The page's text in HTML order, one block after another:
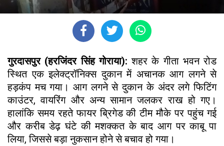
गुरदासपुर (हरजिंदर सिंह गोराया):शहर के गीता भवन रोड
स्थित एक इलेक्ट्रॉनिक्स दुकान में अचानक आग लगने से
हड़कंप मच गया। आग लगने से दुकान के अंदर लगे फिटिंग
काउंटर, वायरिंग और अन्य सामान जलकर राख हो गए।
हालांकि समय रहते फायर ब्रिगेड की टीम मौके पर पहुंच गई
और करीब डेढ़ घंटे की मशक्कत के बाद आग पर काबू पा
लिया, जिससे बड़ा नुकसान होने से बचाव हो गया।